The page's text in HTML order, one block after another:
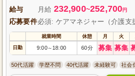
給与 月給 232,900~252,700円
応募要件必須: ケアマネジャー（介護支
就業時間 休憩 月 火
日勤 9:00～ 18:00 60分 募集 募集
50代活躍 学歴不問 40代活躍 未経験可 社会